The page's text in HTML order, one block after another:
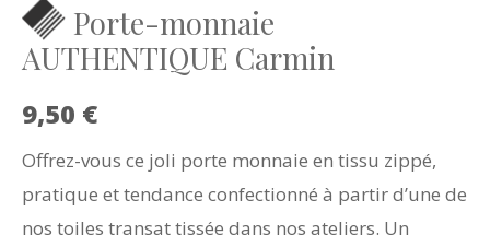
Porte-monnaie
AUTHENTIQUE Carmin
9,50 €
Offrez-vous ce joli porte monnaie en tissu zippé,
pratique et tendance confectionné à partir d’une de
nos toiles transat tissée dans nos ateliers. Un